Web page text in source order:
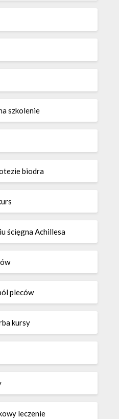
szkolenie
biodra
ścięgna Achillesa
pleców
kursy
leczenie